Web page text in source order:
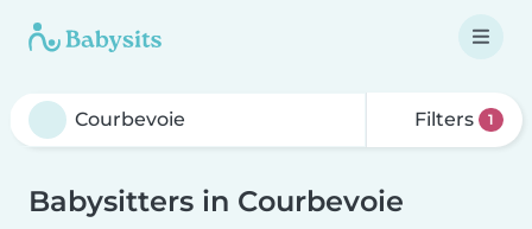
Filters 1
Babysitters in Courbevoie